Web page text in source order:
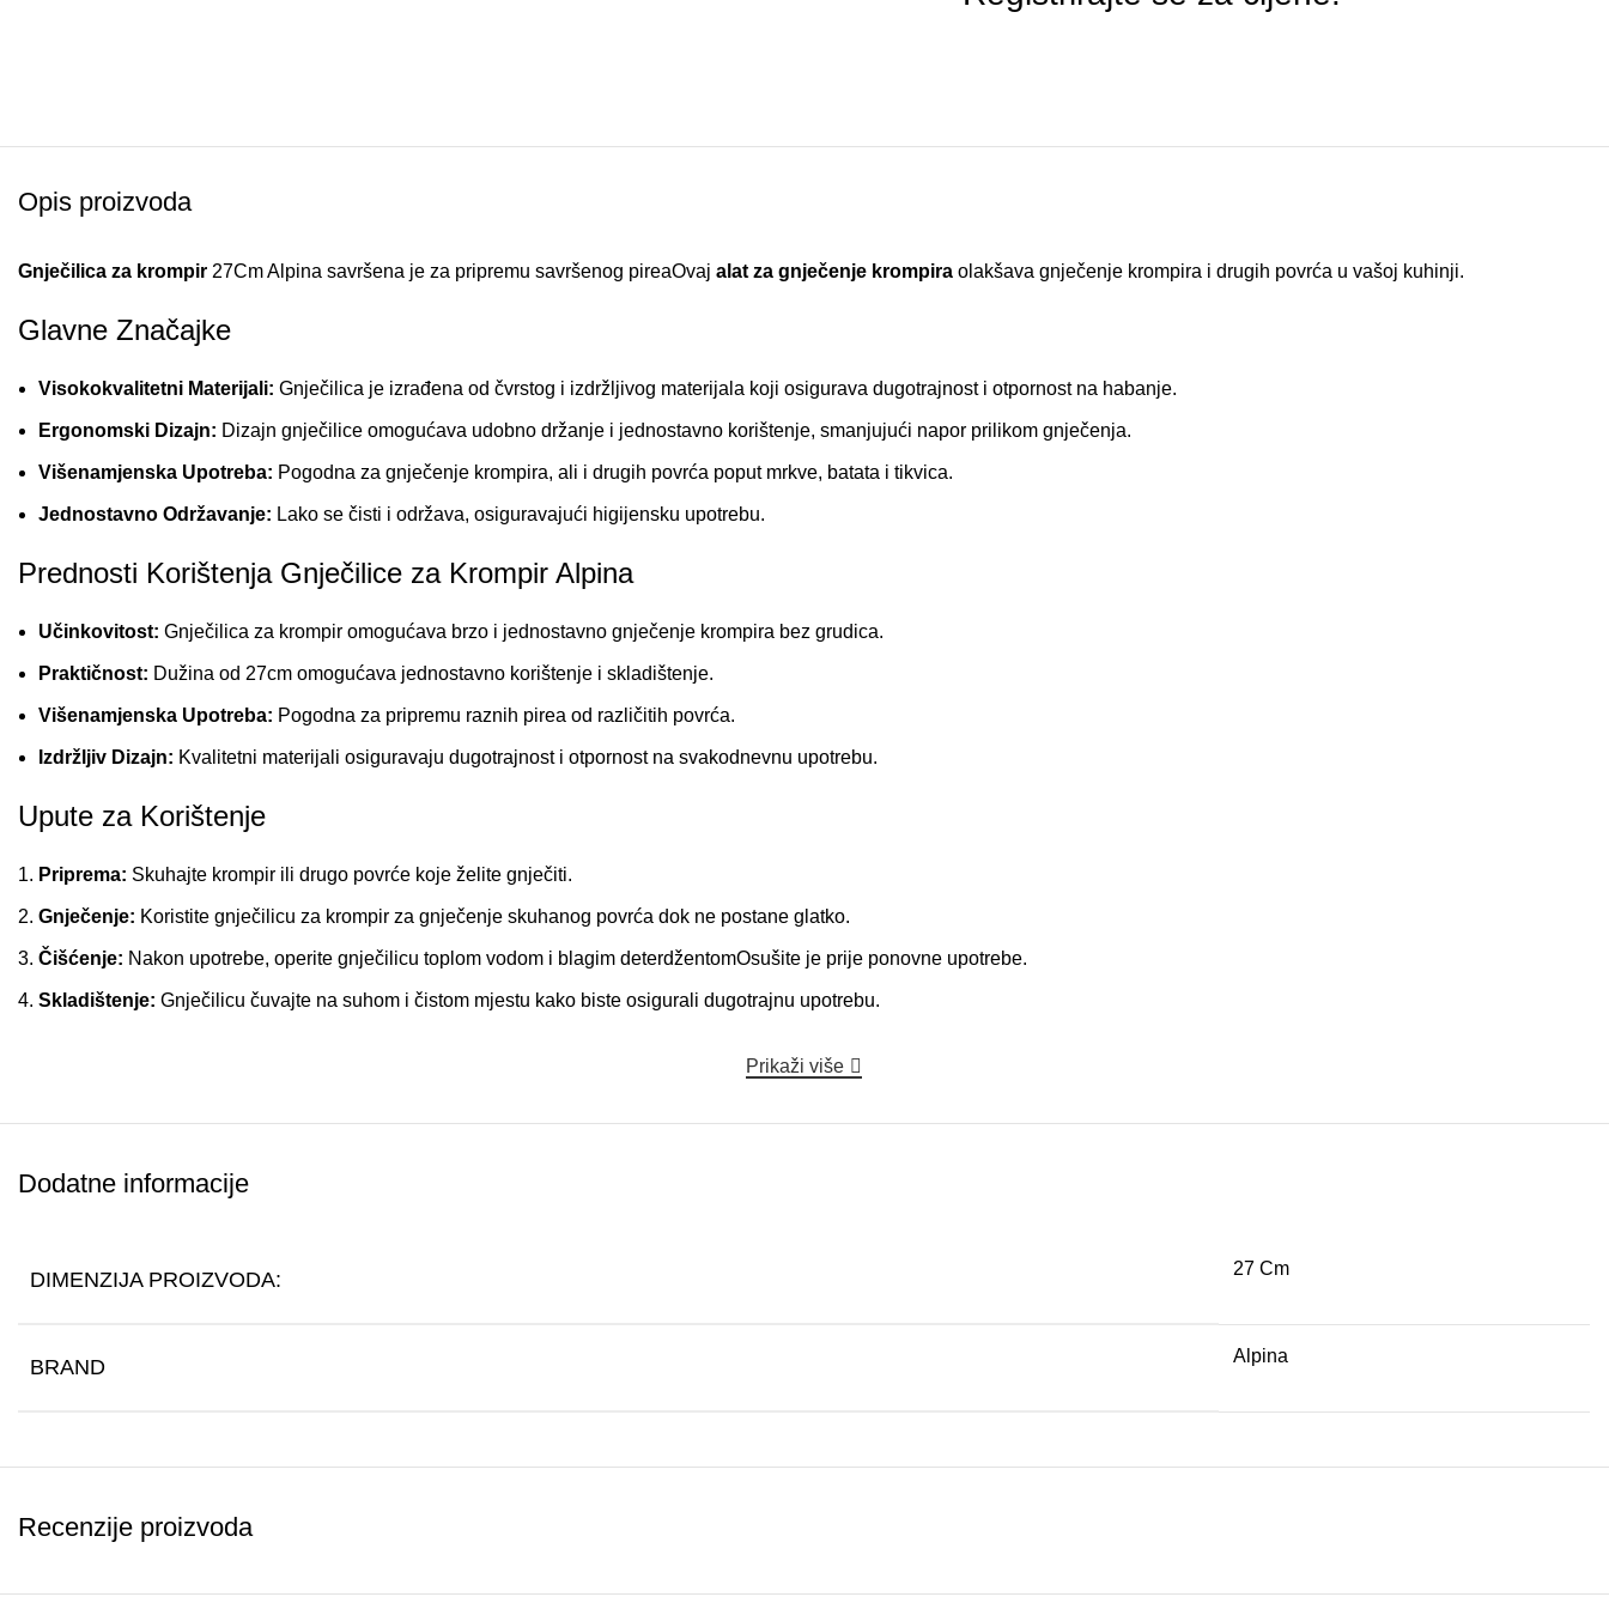
Opis proizvoda
Gnječilica za krompir 27Cm Alpina savršena je za pripremu savršenog pireaOvaj alat za gnječenje krompira olakšava gnječenje krompira i drugih povrća u vašoj kuhinji.
Glavne Značajke
Visokokvalitetni Materijali: Gnječilica je izrađena od čvrstog i izdržljivog materijala koji osigurava dugotrajnost i otpornost na habanje.
Ergonomski Dizajn: Dizajn gnječilice omogućava udobno držanje i jednostavno korištenje, smanjujući napor prilikom gnječenja.
Višenamjenska Upotreba: Pogodna za gnječenje krompira, ali i drugih povrća poput mrkve, batata i tikvica.
Jednostavno Održavanje: Lako se čisti i održava, osiguravajući higijensku upotrebu.
Prednosti Korištenja Gnječilice za Krompir Alpina
Učinkovitost: Gnječilica za krompir omogućava brzo i jednostavno gnječenje krompira bez grudica.
Praktičnost: Dužina od 27cm omogućava jednostavno korištenje i skladištenje.
Višenamjenska Upotreba: Pogodna za pripremu raznih pirea od različitih povrća.
Izdržljiv Dizajn: Kvalitetni materijali osiguravaju dugotrajnost i otpornost na svakodnevnu upotrebu.
Upute za Korištenje
Priprema: Skuhajte krompir ili drugo povrće koje želite gnječiti.
Gnječenje: Koristite gnječilicu za krompir za gnječenje skuhanog povrća dok ne postane glatko.
Čišćenje: Nakon upotrebe, operite gnječilicu toplom vodom i blagim deterdžentomOsušite je prije ponovne upotrebe.
Skladištenje: Gnječilicu čuvajte na suhom i čistom mjestu kako biste osigurali dugotrajnu upotrebu.
Prikaži više
Dodatne informacije
DIMENZIJA PROIZVODA: 27 Cm
BRAND Alpina
Recenzije proizvoda